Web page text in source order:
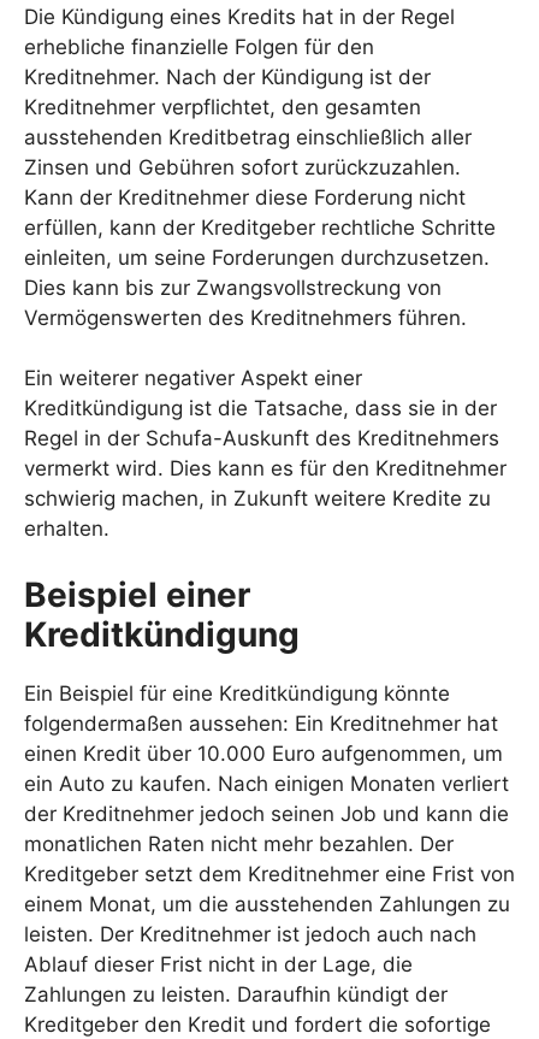
Die Kündigung eines Kredits hat in der Regel
erhebliche finanzielle Folgen für den
Kreditnehmer. Nach der Kündigung ist der
Kreditnehmer verpflichtet, den gesamten
ausstehenden Kreditbetrag einschließlich aller
Zinsen und Gebühren sofort zurückzuzahlen.
Kann der Kreditnehmer diese Forderung nicht
erfüllen, kann der Kreditgeber rechtliche Schritte
einleiten, um seine Forderungen durchzusetzen.
Dies kann bis zur Zwangsvollstreckung von
Vermögenswerten des Kreditnehmers führen.
Ein weiterer negativer Aspekt einer
Kreditkündigung ist die Tatsache, dass sie in der
Regel in der Schufa-Auskunft des Kreditnehmers
vermerkt wird. Dies kann es für den Kreditnehmer
schwierig machen, in Zukunft weitere Kredite zu
erhalten.
Beispiel einer
Kreditkündigung
Ein Beispiel für eine Kreditkündigung könnte
folgendermaßen aussehen: Ein Kreditnehmer hat
einen Kredit über 10.000 Euro aufgenommen, um
ein Auto zu kaufen. Nach einigen Monaten verliert
der Kreditnehmer jedoch seinen Job und kann die
monatlichen Raten nicht mehr bezahlen. Der
Kreditgeber setzt dem Kreditnehmer eine Frist von
einem Monat, um die ausstehenden Zahlungen zu
leisten. Der Kreditnehmer ist jedoch auch nach
Ablauf dieser Frist nicht in der Lage, die
Zahlungen zu leisten. Daraufhin kündigt der
Kreditgeber den Kredit und fordert die sofortige